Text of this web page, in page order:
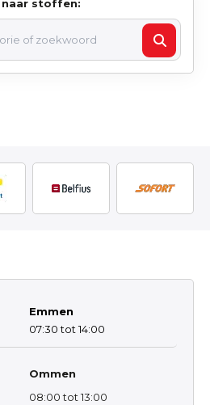
naar stoffen:
Emmen
07:30 tot 14:00
Ommen
08:00 tot 13:00